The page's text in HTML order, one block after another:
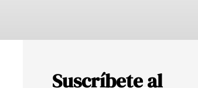
Suscríbete al